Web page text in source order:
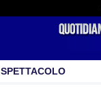
SPETTACOLO